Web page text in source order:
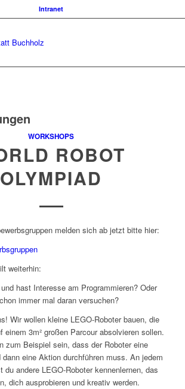
Intranet
WORKSHOPS
ROBOT
OLYMPIAD
melden sich ab jetzt bitte hier:
weiterhin:
hast Interesse am Programmieren? Oder
immer mal daran versuchen?
Wir wollen kleine LEGO-Roboter bauen, die
einem 3m² großen Parcour absolvieren sollen.
zum Beispiel sein, dass der Roboter eine
dann eine Aktion durchführen muss. An jedem
du andere LEGO-Roboter kennenlernen, das
dich ausprobieren und kreativ werden.